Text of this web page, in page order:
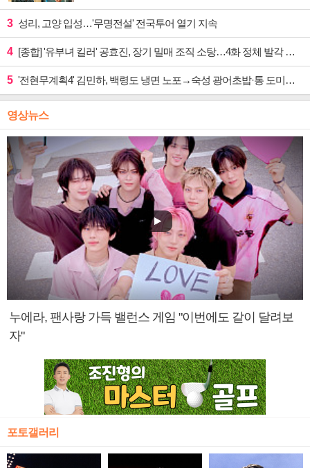
3 성리, 고양 입성…'무명전설' 전국투어 열기 지속
4 [종합] '유부녀 킬러' 공효진, 장기 밀매 조직 소탕…4화 정체 발각 위기 예고
5 '전현무계획4' 김민하, 백령도 냉면 노포→숙성 광어초밥·통 도미찜 맛집 탐방
영상뉴스
누에라, 팬사랑 가득 밸런스 게임 "이번에도 같이 달려보
자"
포토갤러리